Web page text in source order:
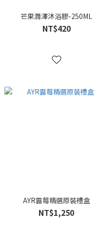
芒果潤澤沐浴膠-250ML
NT$420
AYR露莓精選原裝禮盒
NT$1,250